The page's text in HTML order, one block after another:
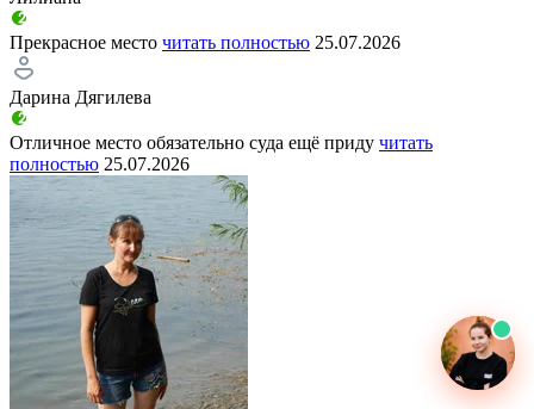
Прекрасное место читать полностью 25.07.2026
Дарина Дягилева
Отличное место обязательно суда ещё приду читать
полностью 25.07.2026